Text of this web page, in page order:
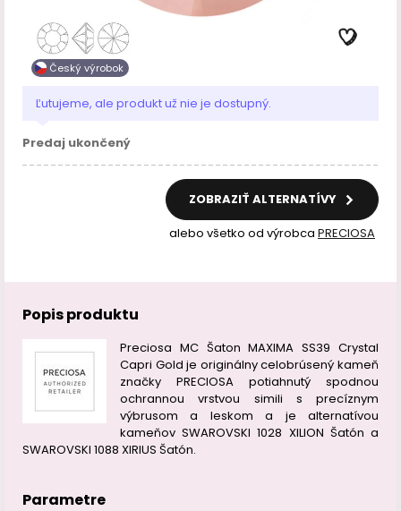
Český výrobok
Ľutujeme, ale produkt už nie je dostupný.
Predaj ukončený
ZOBRAZIŤ ALTERNATÍVY
alebo všetko od výrobca PRECIOSA
Popis produktu
Preciosa MC Šaton MAXIMA SS39 Crystal
Capri Gold je originálny celobrúsený kameň
značky PRECIOSA potiahnutý spodnou
ochrannou vrstvou simili s precíznym
výbrusom a leskom a je alternatívou
kameňov SWAROVSKI 1028 XILION Šatón a
SWAROVSKI 1088 XIRIUS Šatón.
Parametre